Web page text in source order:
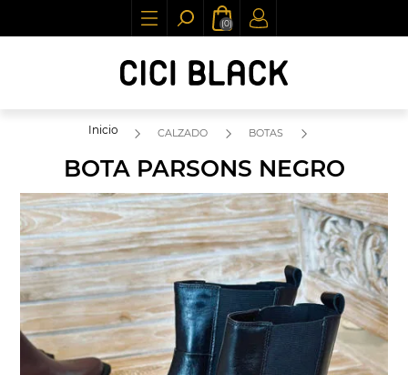
(0)
Inicio CALZADO BOTAS
BOTA PARSONS NEGRO